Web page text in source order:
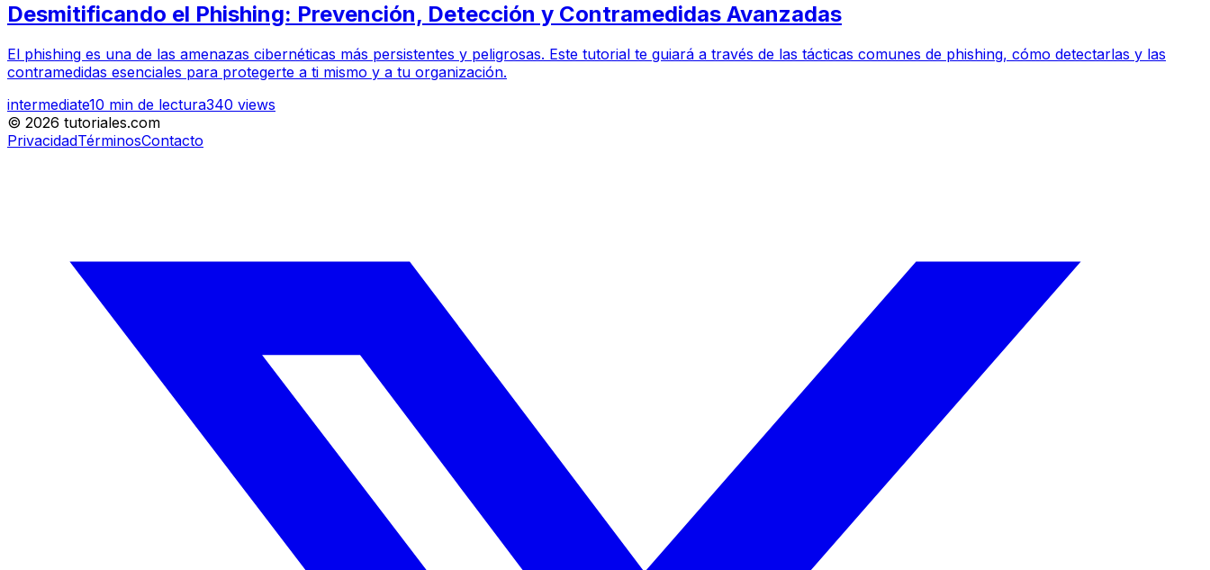
Desmitificando el Phishing: Prevención, Detección y Contramedidas Avanzadas
El phishing es una de las amenazas cibernéticas más persistentes y peligrosas. Este tutorial te guiará a través de las tácticas comunes de phishing, cómo detectarlas y las
contramedidas esenciales para protegerte a ti mismo y a tu organización.
intermediate10 min de lectura340 views
© 2026 tutoriales.com
PrivacidadTérminosContacto